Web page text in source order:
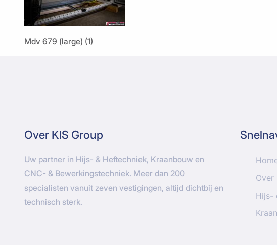
Mdv 679 (large) (1)
Over KIS Group
Uw partner in Hijs- & Heftechniek, Kraanbouw en
CNC- & Bewerkingstechniek. Meer dan 200
specialisten vanuit zeven vestigingen, altijd dichtbij en
technisch sterk.
Over
Hijs-